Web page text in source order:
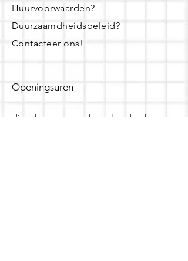
Huurvoorwaarden?
Duurzaamdheidsbeleid?
Contacteer ons!
Openingsuren
dinsdag - woensdag- donderdag: